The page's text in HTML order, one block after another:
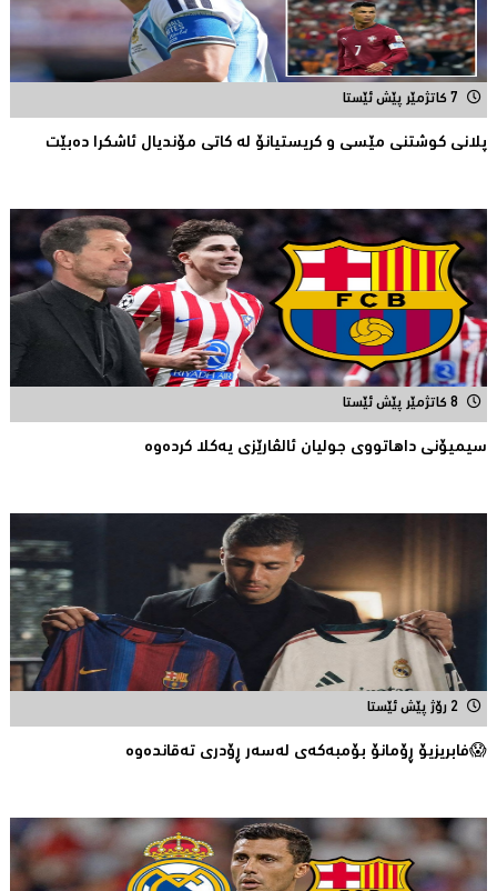
7 کاتژمێر پێش ئێستا
پلانی کوشتنی مێسی و کریستیانۆ لە کاتی مۆندیال ئاشکرا دەبێت
8 کاتژمێر پێش ئێستا
سیمیۆنی داهاتووی جولیان ئالڤارێزی یەکلا کردەوە
2 رۆژ پێش ئێستا
😱فابریزیۆ ڕۆمانۆ بۆمبەکەی لەسەر ڕۆدری تەقاندەوە